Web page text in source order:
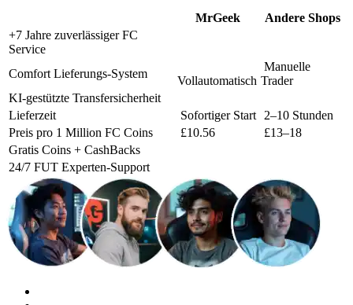
MrGeek
Andere Shops
+7 Jahre zuverlässiger FC
Service
Comfort Lieferungs-System
Vollautomatisch
Manuelle
Trader
KI-gestützte Transfersicherheit
Lieferzeit
Sofortiger Start
2–10 Stunden
Preis pro 1 Million FC Coins
£10.56
£13–18
Gratis Coins + CashBacks
24/7 FUT Experten-Support